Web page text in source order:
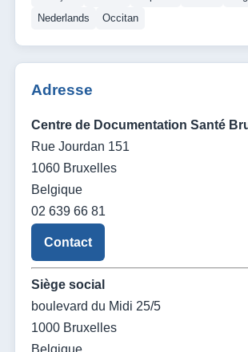
Nederlands
Occitan
Adresse
Centre de Documentation Santé
Rue Jourdan 151
1060 Bruxelles
Belgique
02 639 66 81
Contact
Siège social
boulevard du Midi 25/5
1000 Bruxelles